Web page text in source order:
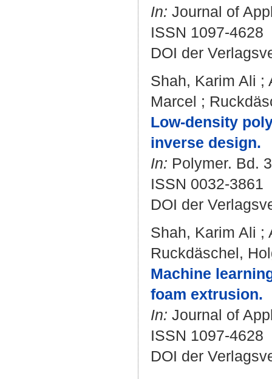
In: Journal of
ISSN 1097-4628
DOI der
Shah, Karim Ali ;
Marcel ;
Low-density
inverse design.
In: Polymer. Bd.
ISSN 0032-3861
DOI der
Shah, Karim Ali ;
Ruckdäschel,
Machine
foam extrusion.
In: Journal of
ISSN 1097-4628
DOI der